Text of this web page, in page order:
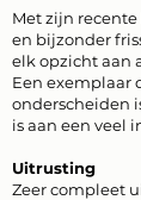
Met zijn
en bijzonder
elk opzicht aan
Een exemplaar
onderscheiden
is aan een veel
Uitrusting
Zeer compleet